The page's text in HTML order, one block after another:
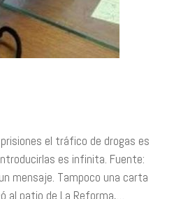
el tráfico de drogas es
es infinita. Fuente:
mensaje. Tampoco una carta
al patio de La Reforma,…